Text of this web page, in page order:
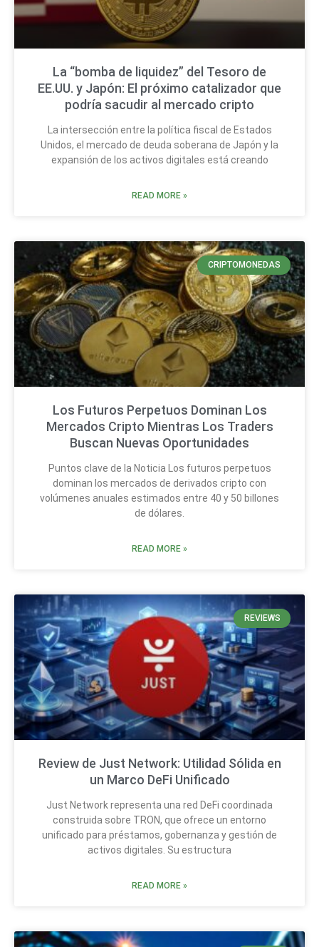
La “bomba de liquidez” del Tesoro de
EE.UU. y Japón: El próximo catalizador que
podría sacudir al mercado cripto
La intersección entre la política fiscal de Estados
Unidos, el mercado de deuda soberana de Japón y la
expansión de los activos digitales está creando
READ MORE »
CRIPTOMONEDAS
Los Futuros Perpetuos Dominan Los
Mercados Cripto Mientras Los Traders
Buscan Nuevas Oportunidades
Puntos clave de la Noticia Los futuros perpetuos
dominan los mercados de derivados cripto con
volúmenes anuales estimados entre 40 y 50 billones
de dólares.
READ MORE »
REVIEWS
Review de Just Network: Utilidad Sólida en
un Marco DeFi Unificado
Just Network representa una red DeFi coordinada
construida sobre TRON, que ofrece un entorno
unificado para préstamos, gobernanza y gestión de
activos digitales. Su estructura
READ MORE »